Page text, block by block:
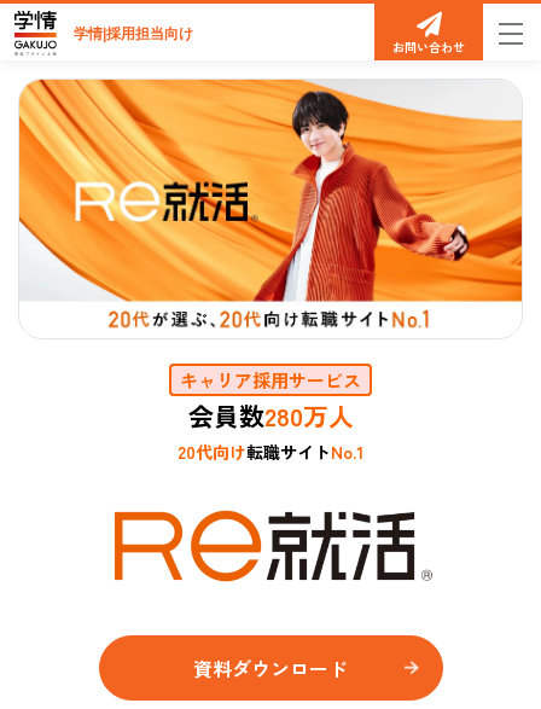
学情|採用担当向け
お問い合わせ
キャリア採用サービス
会員数280万人
20代向け転職サイトNo.1
資料ダウンロード​